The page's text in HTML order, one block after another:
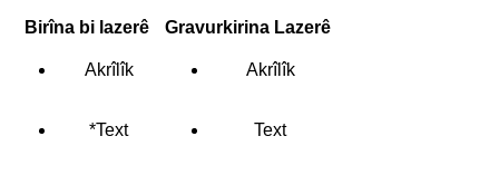
Birîna bi lazerê Gravurkirina Lazerê
Akrîlîk Akrîlîk
*Text Text